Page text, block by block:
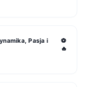
Pasja i
⚽
🔥